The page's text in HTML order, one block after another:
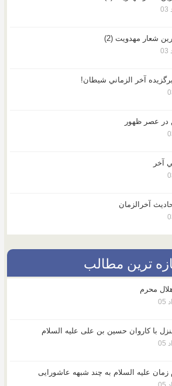
شعار مهدويت (2)
برگزيده آخر الزماني شيطان!
در عصر ظهور
آخر
آخرالزمان
ترین مطالب
محرم
با کاروان حسین بن علی علیه السلام
زمان علیه السلام به چند شبهه عاشورایی